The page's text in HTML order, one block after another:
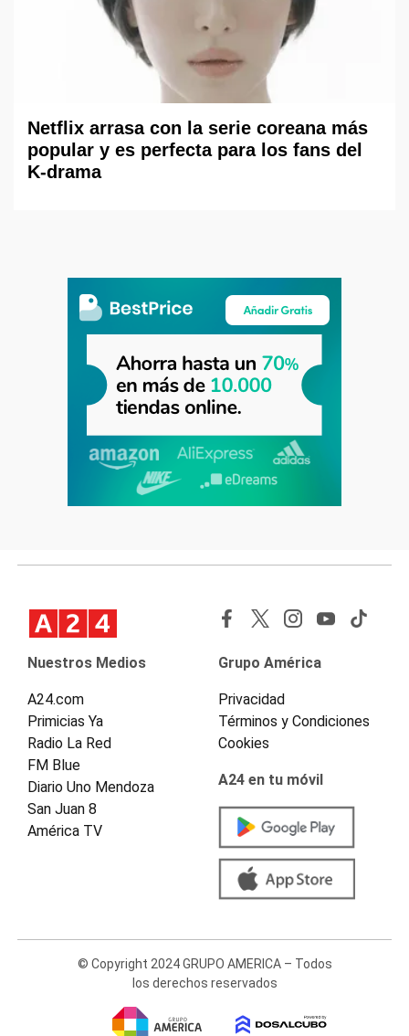
Netflix arrasa con la serie coreana más
popular y es perfecta para los fans del
K-drama
Nuestros Medios
A24.com
Primicias Ya
Radio La Red
FM Blue
Diario Uno Mendoza
San Juan 8
América TV
Grupo América
Privacidad
Términos y Condiciones
Cookies
A24 en tu móvil
© Copyright 2024 GRUPO AMERICA – Todos
los derechos reservados